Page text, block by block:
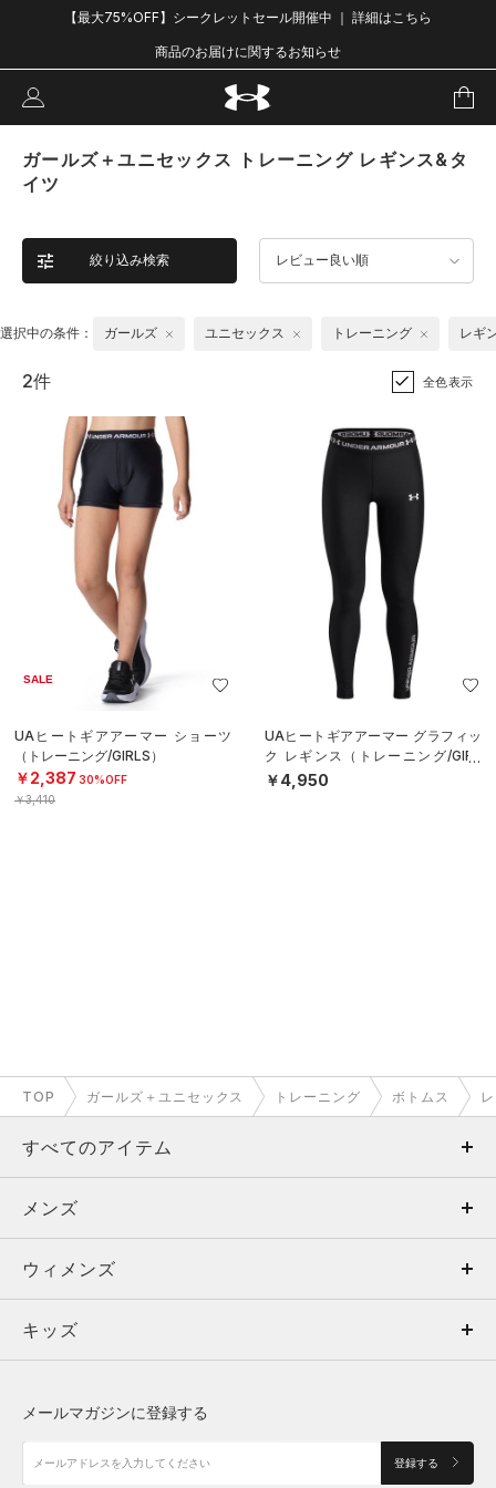
【最大75%OFF】シークレットセール開催中 ｜ 詳細はこちら
商品のお届けに関するお知らせ
ガールズ＋ユニセックス トレーニング レギンス&タ
イツ
絞り込み検索 レビュー良い順
選択中の条件： ガールズ ユニセックス トレーニング レギ
2件 全色表示
SALE
UAヒートギアアーマー ショーツ
（トレーニング/GIRLS）
￥2,387 30%OFF
￥3,410
UAヒートギアアーマー グラフィッ
ク レギンス（トレーニング/GIRL
S）
￥4,950
TOP ガールズ＋ユニセックス トレーニング ボトムス
すべてのアイテム
メンズ
ウィメンズ
キッズ
アクセサリー
メンズ
トップス
ボトムス
アクセサリー
ウィメンズ
トップス
シューズ
キッズ
メールマガジンに登録する
登録する